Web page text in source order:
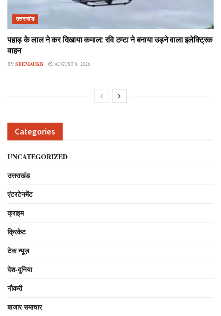
उत्तराखंड
पहाड़ के लाल ने कर दिखाया कमाल! रवि टम्टा ने बनाया उड़ने वाला इलेक्ट्रिक
वाहन
BY SEEMAUKB AUGUST 8, 2026
Categories
UNCATEGORIZED
उत्तराखंड
एंटरटेनमेंट
क्राइम
क्रिकेट
टेक न्यूज़
देश-दुनिया
नौकरी
बाजार समाचार